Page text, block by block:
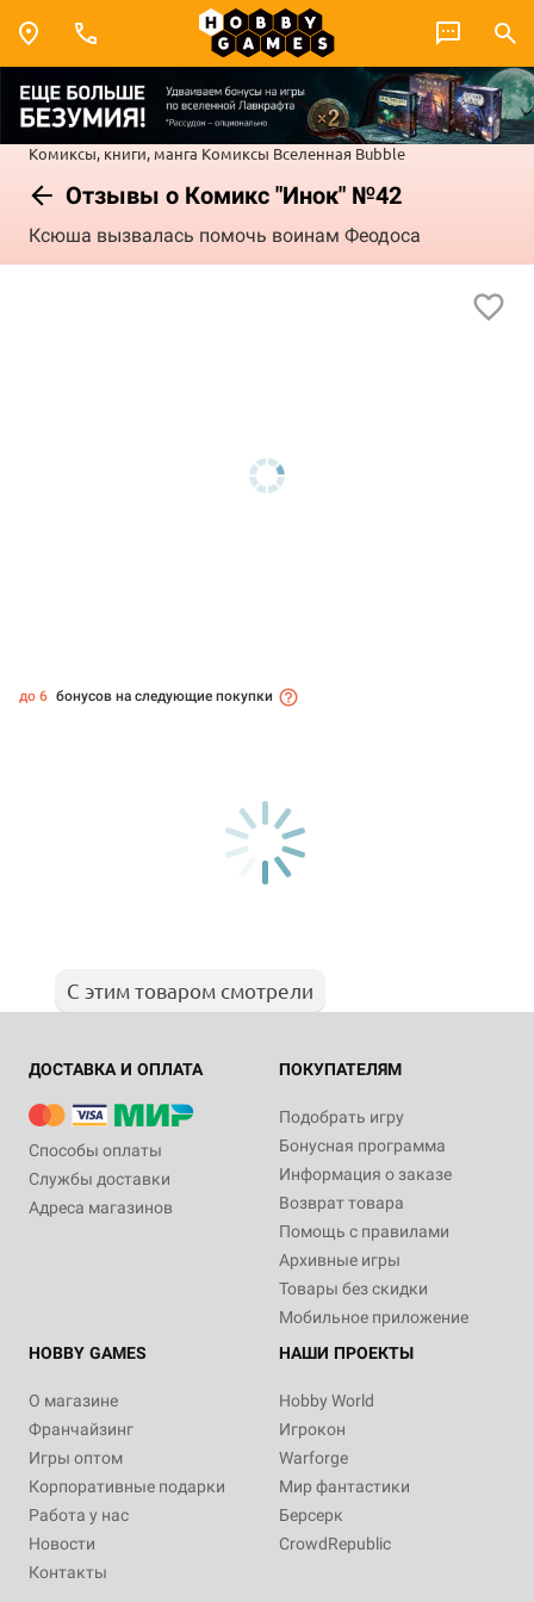
Комиксы, книги, манга Комиксы Вселенная Bubble
Отзывы о Комикс "Инок" №42
Ксюша вызвалась помочь воинам Феодоса
до 6 бонусов на следующие покупки
С этим товаром смотрели
ДОСТАВКА И ОПЛАТА
Способы оплаты
Службы доставки
Адреса магазинов
ПОКУПАТЕЛЯМ
Подобрать игру
Бонусная программа
Информация о заказе
Возврат товара
Помощь с правилами
Архивные игры
Товары без скидки
Мобильное приложение
HOBBY GAMES
О магазине
Франчайзинг
Игры оптом
Корпоративные подарки
Работа у нас
Новости
Контакты
НАШИ ПРОЕКТЫ
Hobby World
Игрокон
Warforge
Мир фантастики
Берсерк
CrowdRepublic